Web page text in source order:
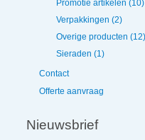
Promotie artikelen (10)
Verpakkingen (2)
Overige producten (12)
Sieraden (1)
Contact
Offerte aanvraag
Nieuwsbrief